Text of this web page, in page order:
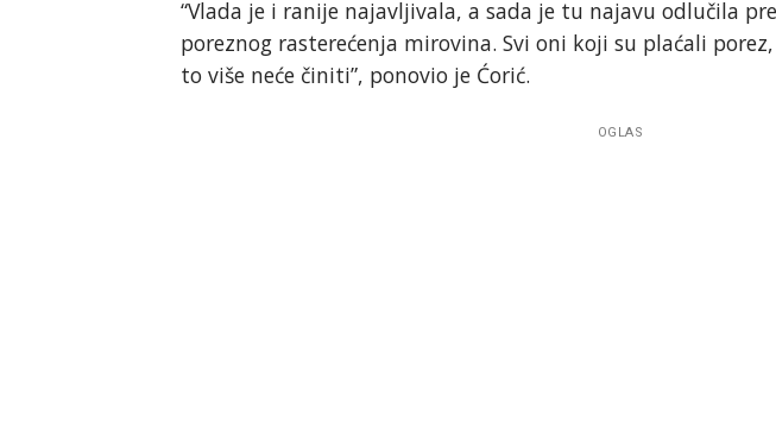
“Vlada je i ranije najavljivala, a sada je tu najavu odlučila
poreznog rasterećenja mirovina. Svi oni koji su plaćali
to više neće činiti”, ponovio je Ćorić.
OGLAS